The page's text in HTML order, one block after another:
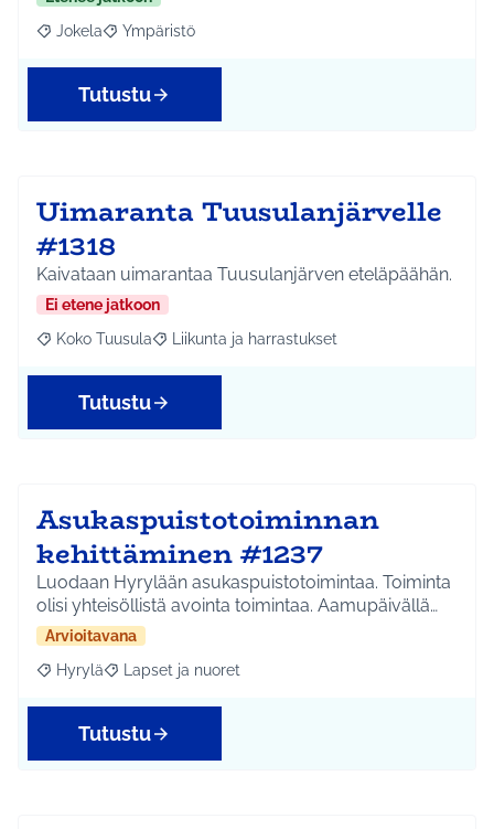
Rajaa tulokset aihepiirin mukaan: Jokela
Jokela Rajaa tulokset teeman mukaan: Ympäristö
Ympäristö
Tutustu
Uimaranta Tuusulanjärvelle
#1318
Kaivataan uimarantaa Tuusulanjärven eteläpäähän.
Ei etene jatkoon
Rajaa tulokset aihepiirin mukaan: Koko Tuusula
Koko Tuusula Rajaa tulokset teeman mukaan: Liikunta ja
Liikunta ja harrastukset
Tutustu
Asukaspuistotoiminnan
kehittäminen #1237
Luodaan Hyrylään asukaspuistotoimintaa. Toiminta
olisi yhteisöllistä avointa toimintaa. Aamupäivällä…
Arvioitavana
Rajaa tulokset aihepiirin mukaan: Hyrylä
Hyrylä Rajaa tulokset teeman mukaan: Lapset ja nuoret
Lapset ja nuoret
Tutustu